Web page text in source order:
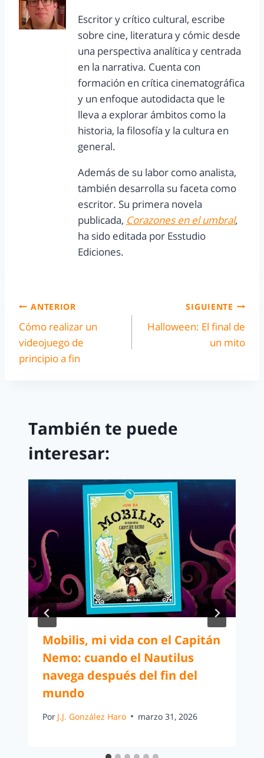
Escritor y crítico cultural, escribe
sobre cine, literatura y cómic desde
una perspectiva analítica y centrada
en la narrativa. Cuenta con
formación en crítica cinematográfica
y un enfoque autodidacta que le
lleva a explorar ámbitos como la
historia, la filosofía y la cultura en
general.
Además de su labor como analista,
también desarrolla su faceta como
escritor. Su primera novela
publicada, Corazones en el umbral,
ha sido editada por Esstudio
Ediciones.
ANTERIOR
Cómo realizar un
videojuego de
principio a fin
SIGUIENTE
Halloween: El final de
un mito
También te puede
interesar:
Mobilis, mi vida con el Capitán
Nemo: cuando el Nautilus
navega después del fin del
mundo
Por J.J. González Haro marzo 31, 2026